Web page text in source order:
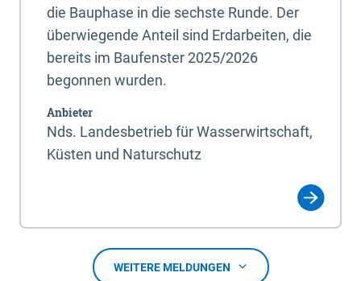
die Bauphase in die sechste Runde. Der
überwiegende Anteil sind Erdarbeiten, die
bereits im Baufenster 2025/2026
begonnen wurden.
Anbieter
Nds. Landesbetrieb für Wasserwirtschaft,
Küsten und Naturschutz
WEITERE MELDUNGEN